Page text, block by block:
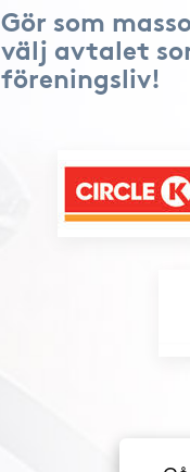
Gör som
välj avtalet
föreningsliv!